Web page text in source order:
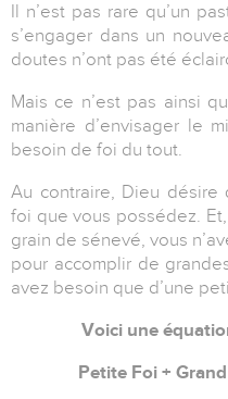
Il n’est pas rare qu’un
s’engager dans un
doutes n’ont pas été
Mais ce n’est pas ainsi
manière d’envisager le
besoin de foi du tout.
Au contraire, Dieu désire
foi que vous possédez.
grain de sénevé, vous
pour accomplir de
avez besoin que d’une
Voici une
Petite Foi +